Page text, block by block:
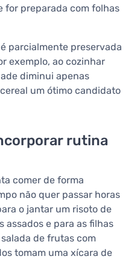
for preparada com folhas
parcialmente preservada
exemplo, ao cozinhar
diminui apenas
um ótimo candidato
rutina
comer de forma
não quer passar horas
o jantar um risoto de
assados e para as filhas
de frutas com
tomam uma xícara de